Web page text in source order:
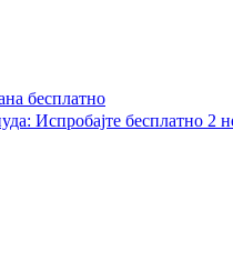
бесплатно
Испробајте бесплатно 2